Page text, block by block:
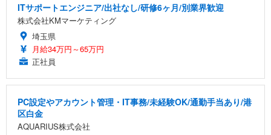
ITサポートエンジニア/出社なし/研修6ヶ月/別業界歓迎
株式会社KMマーケティング
埼玉県
月給34万円～65万円
正社員
PC設定やアカウント管理・IT事務/未経験OK/通勤手当あり/港
区白金
AQUARIUS株式会社